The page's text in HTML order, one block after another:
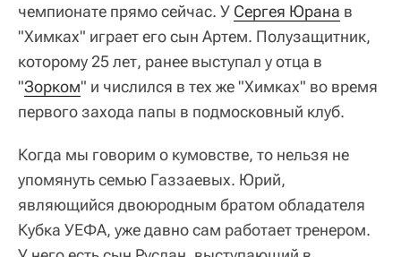
чемпионате прямо сейчас. У Сергея Юрана в
"Химках" играет его сын Артем. Полузащитник,
которому 25 лет, ранее выступал у отца в
"Зорком" и числился в тех же "Химках" во время
первого захода папы в подмосковный клуб.
Когда мы говорим о кумовстве, то нельзя не
упомянуть семью Газзаевых. Юрий,
являющийся двоюродным братом обладателя
Кубка УЕФА, уже давно сам работает тренером.